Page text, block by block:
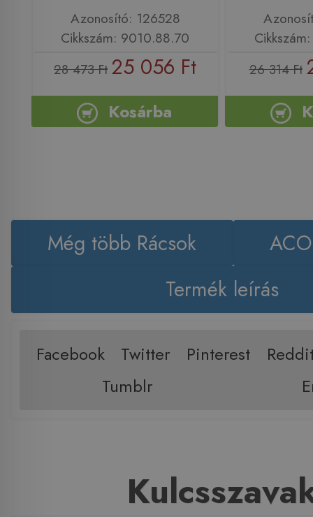
Azonosító: 126528
Cikkszám: 9010.88.70
28 473 Ft 25 056 Ft
Kosárba
26 314 Ft
Még több Rácsok
Termék leírás
Facebook Twitter Pinterest
Tumblr